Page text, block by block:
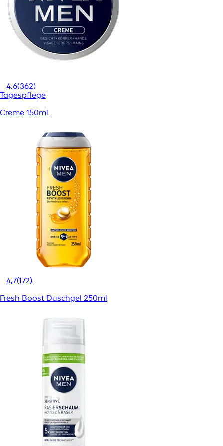
4,6(362)
Tagespflege
Creme 150ml
4,7(172)
Fresh Boost Duschgel 250ml